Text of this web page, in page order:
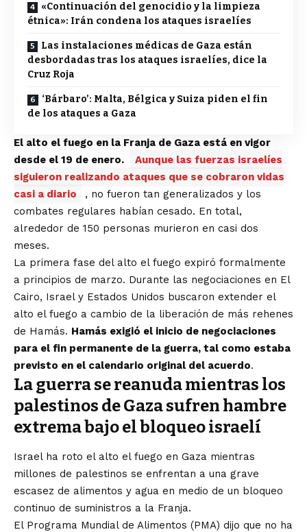
«Continuación del genocidio y la limpieza
étnica»: Irán condena los ataques israelíes
Las instalaciones médicas de Gaza están
desbordadas tras los ataques israelíes, dice la
Cruz Roja
‘Bárbaro’: Malta, Bélgica y Suiza piden el fin
de los ataques a Gaza
El alto el fuego en la Franja de Gaza está en vigor
desde el 19 de enero.
Aunque las fuerzas israelíes
siguieron realizando ataques que se cobraron vidas
casi a diario
, no fueron tan generalizados y los
combates regulares habían cesado. En total,
alrededor de 150 personas murieron en casi dos
meses.
La primera fase del alto el fuego expiró formalmente
a principios de marzo. Durante las negociaciones en El
Cairo, Israel y Estados Unidos buscaron extender el
alto el fuego a cambio de la liberación de más rehenes
de Hamás. Hamás exigió el inicio de negociaciones
para el fin permanente de la guerra, tal como estaba
previsto en el calendario original del acuerdo.
La guerra se reanuda mientras los
palestinos de Gaza sufren hambre
extrema bajo el bloqueo israelí
Israel ha roto el alto el fuego en Gaza mientras
millones de palestinos se enfrentan a una grave
escasez de alimentos y agua en medio de un bloqueo
continuo de suministros a la Franja.
El Programa Mundial de Alimentos (PMA) dijo que no ha